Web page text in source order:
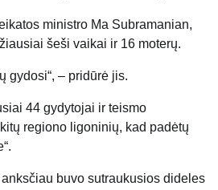
ministro Ma Subramanian,
šeši vaikai ir 16 moterų.
gydosi“, – pridūrė jis.
44 gydytojai ir teismo
regiono ligoninių, kad padėtų
buvo sutraukusios dideles